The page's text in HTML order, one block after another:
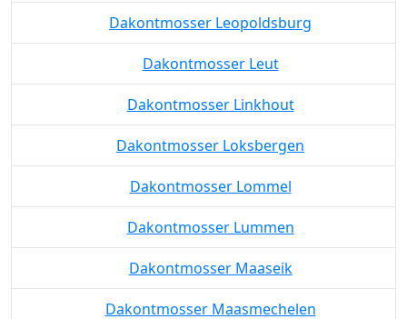
Dakontmosser Leopoldsburg
Dakontmosser Leut
Dakontmosser Linkhout
Dakontmosser Loksbergen
Dakontmosser Lommel
Dakontmosser Lummen
Dakontmosser Maaseik
Dakontmosser Maasmechelen